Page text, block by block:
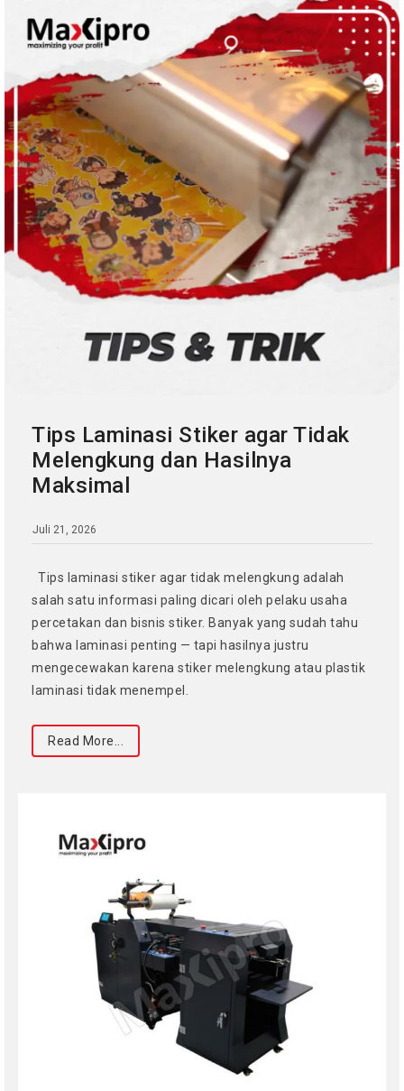
Tips Laminasi Stiker agar Tidak
Melengkung dan Hasilnya
Maksimal
Juli 21, 2026
Tips laminasi stiker agar tidak melengkung adalah
salah satu informasi paling dicari oleh pelaku usaha
percetakan dan bisnis stiker. Banyak yang sudah tahu
bahwa laminasi penting — tapi hasilnya justru
mengecewakan karena stiker melengkung atau plastik
laminasi tidak menempel.
Read More...